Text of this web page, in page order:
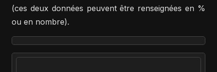
(ces deux données peuvent être renseignées en %
ou en nombre).